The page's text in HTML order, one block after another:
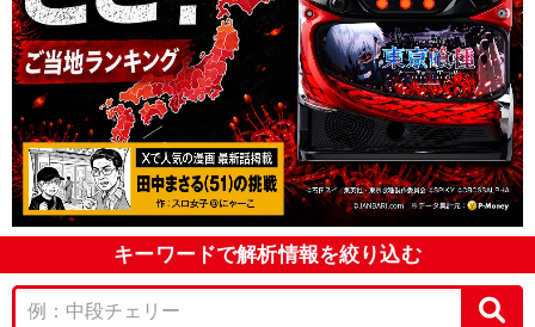
キーワードで解析情報を絞り込む